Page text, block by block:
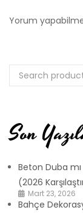
Yorum
Son
Beton Duba mı
(2026
Mart 23, 2026
Bahçe